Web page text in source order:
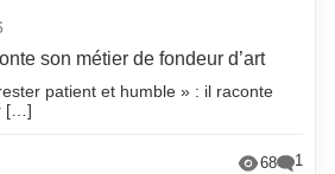
son métier de fondeur d’art
patient et humble » : il raconte
[…]
68 1